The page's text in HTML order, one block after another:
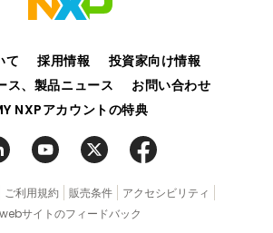
て 採用情報
投資家向け情報
ス、製品ニュース
お問い合わせ
NXPアカウントの特典
ご利用規約 販売条件
アクセシビリティ
webサイトのフィードバック